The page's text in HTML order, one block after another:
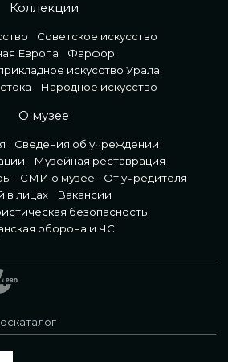
Коллекции
Советское искусство
Европа
Фарфор
искусство Урала
Народное искусство
О музее
Сведения об учреждении
Музейная реставрация
СМИ о музее
От учредителя
в лицах
Вакансии
безопасность
оборона и ЧС